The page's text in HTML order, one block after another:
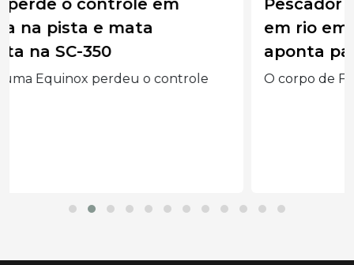
Pescador encontra corpo boiando
em rio em SC; investigação inicial
aponta para afogamento
O corpo de Fabiano Felix Mota, de 30 anos,...